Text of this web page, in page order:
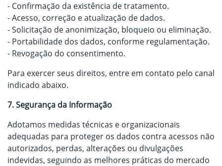
- Confirmação da existência de tratamento.
- Acesso, correção e atualização de dados.
- Solicitação de anonimização, bloqueio ou eliminação.
- Portabilidade dos dados, conforme regulamentação.
- Revogação do consentimento.
Para exercer seus direitos, entre em contato pelo canal
indicado abaixo.
7. Segurança da Informação
Adotamos medidas técnicas e organizacionais
adequadas para proteger os dados contra acessos não
autorizados, perdas, alterações ou divulgações
indevidas, seguindo as melhores práticas do mercado